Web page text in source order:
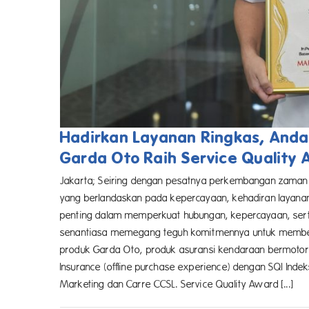
Hadirkan Layanan Ringkas,
Garda Oto Raih Service Quality
Jakarta; Seiring dengan pesatnya perkembangan
yang berlandaskan pada kepercayaan, kehadiran
penting dalam memperkuat hubungan, kepercayaan,
senantiasa memegang teguh komitmennya untuk
produk Garda Oto, produk asuransi kendaraan
Insurance (offline purchase experience) dengan SQI
Marketing dan Carre CCSL. Service Quality Award [...]